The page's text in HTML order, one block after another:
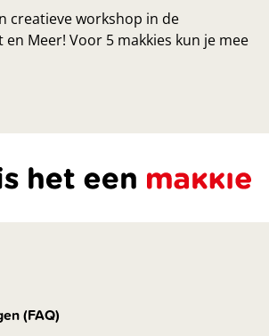
creatieve workshop in de
en Meer! Voor 5 makkies kun je mee
(FAQ)